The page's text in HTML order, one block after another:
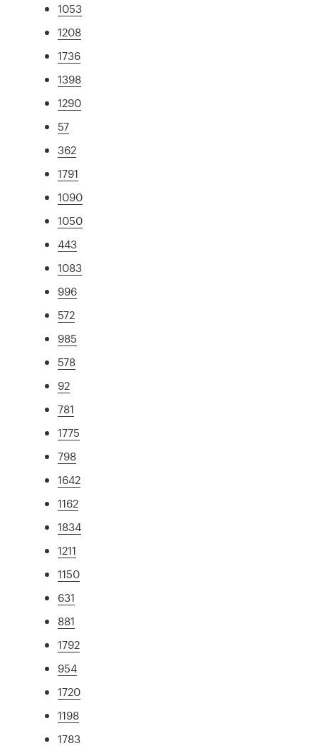
1053
1208
1736
1398
1290
57
362
1791
1090
1050
443
1083
996
572
985
578
92
781
1775
798
1642
1162
1834
1211
1150
631
881
1792
954
1720
1198
1783